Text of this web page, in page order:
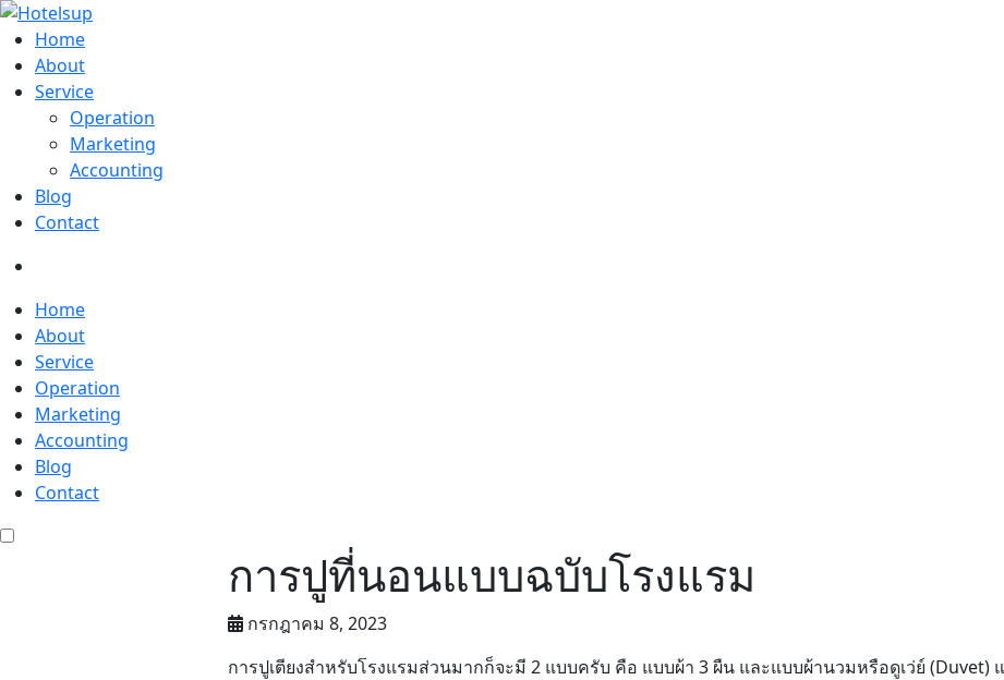
Home
About
Service
Operation
Marketing
Accounting
Blog
Contact
Home
About
Service
Operation
Marketing
Accounting
Blog
Contact
การปูที่นอนแบบฉบับโรงแรม
กรกฎาคม 8, 2023
การปูเตียงสำหรับโรงแรมส่วนมากก็จะมี 2 แบบครับ คือ แบบผ้า 3 ผืน และแบบผ้านวมหรือดูเว่ย์ (Duvet)